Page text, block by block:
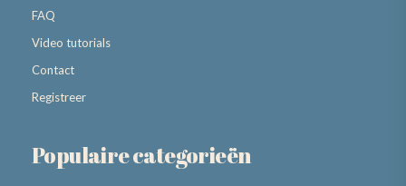
FAQ
Video tutorials
Contact
Registreer
Populaire categorieën